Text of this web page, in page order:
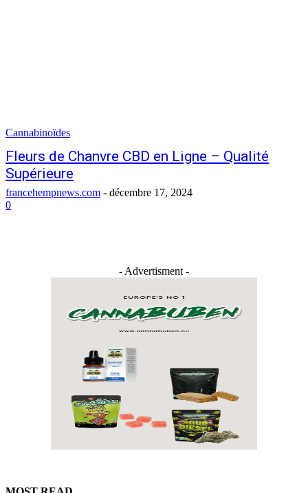
Cannabinoïdes
Fleurs de Chanvre CBD en Ligne – Qualité
Supérieure
francehempnews.com - décembre 17, 2024
0
- Advertisment -